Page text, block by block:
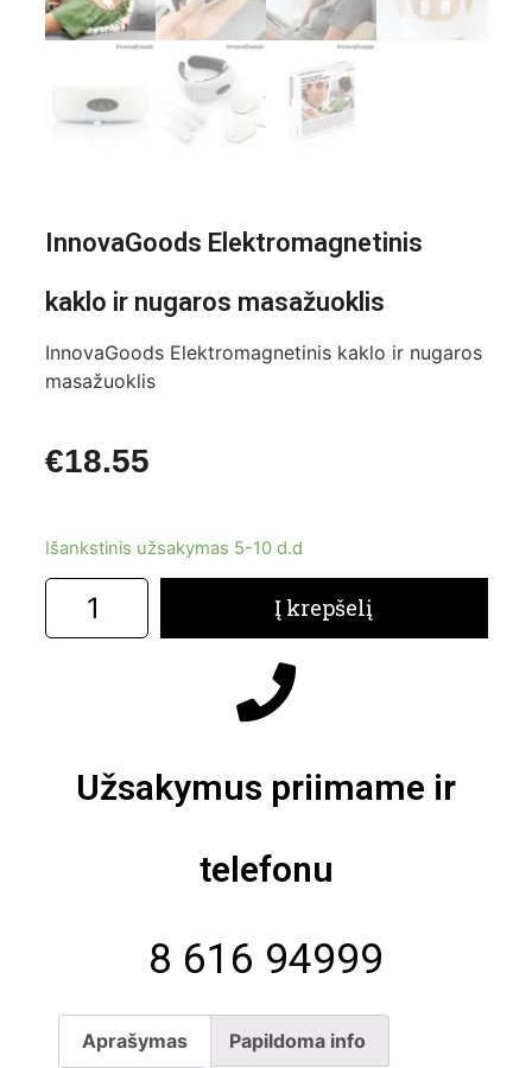
InnovaGoods Elektromagnetinis
kaklo ir nugaros masažuoklis
InnovaGoods Elektromagnetinis kaklo ir nugaros
masažuoklis
€18.55
Išankstinis užsakymas 5-10 d.d
Į krepšelį
Užsakymus priimame ir
telefonu
8 616 94999
Aprašymas Papildoma info